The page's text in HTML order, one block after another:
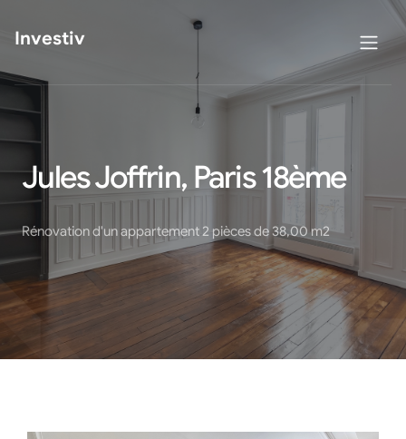
Investiv
Jules Joffrin, Paris 18ème
Rénovation d'un appartement 2 pièces de 38,00 m2